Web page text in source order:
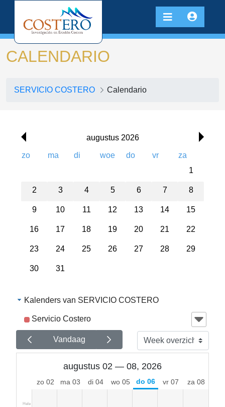
CALENDARIO
SERVICIO COSTERO Calendario
augustus 2026
zo ma di woe do vr
za
1
2 3 4 5 6 7 8
9 10 11 12 13 14 15
16 17 18 19 20 21 22
23 24 25 26 27 28 29
30 31
Kalenders van SERVICIO COSTERO
Servicio Costero
Vandaag
augustus 02 — 08, 2026
zo 02 ma 03 di 04 wo 05 do 06 vr 07 za 08
Hele
05:00